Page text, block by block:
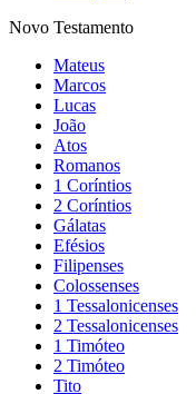
Novo Testamento
Mateus
Marcos
Lucas
João
Atos
Romanos
1 Coríntios
2 Coríntios
Gálatas
Efésios
Filipenses
Colossenses
1 Tessalonicenses
2 Tessalonicenses
1 Timóteo
2 Timóteo
Tito